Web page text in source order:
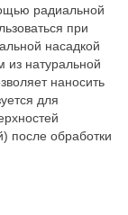
радиальной
при
насадкой
из натуральной
наносить
для
после обработки